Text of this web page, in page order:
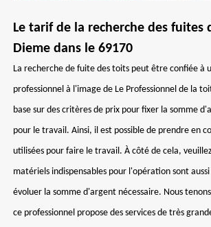
Le tarif de la recherche des fuites
Dieme dans le 69170
La recherche de fuite des toits peut être confiée à
professionnel à l'image de Le Professionnel de la
base sur des critères de prix pour fixer la somme
pour le travail. Ainsi, il est possible de prendre en
utilisées pour faire le travail. À côté de cela,
matériels indispensables pour l'opération sont
évoluer la somme d'argent nécessaire. Nous
ce professionnel propose des services de très